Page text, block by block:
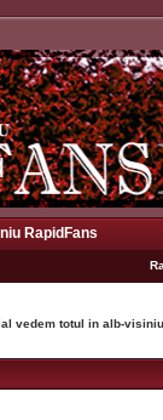
RapidFans
vedem totul in alb-